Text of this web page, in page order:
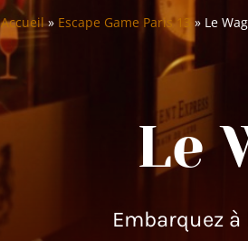
Accueil» Escape Game Paris 13 » Le
Le
Embarquez